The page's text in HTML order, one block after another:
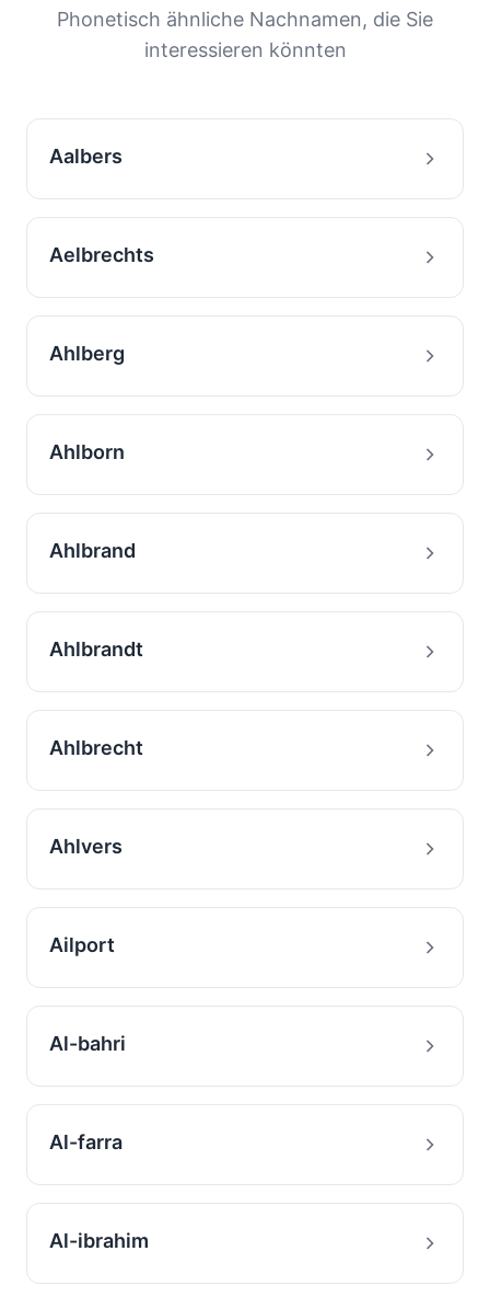
Migrationsgeschichte von Familien mit diesem
Phonetisch ähnliche Nachnamen, die Sie
interessieren könnten
Aalbers
Aelbrechts
Ahlberg
Ahlborn
Ahlbrand
Ahlbrandt
Ahlbrecht
Ahlvers
Ailport
Al-bahri
Al-farra
Al-ibrahim